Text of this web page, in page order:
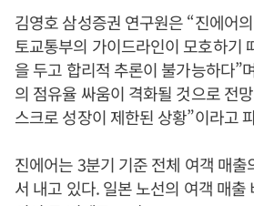
김영호 삼성증권 연구원은 “진에어
토교통부의 가이드라인이 모호하기
을 두고 합리적 추론이 불가능하다”
의 점유율 싸움이 격화될 것으로 전
스크로 성장이 제한된 상황”이라고
진에어는 3분기 기준 전체 여객 매
서 내고 있다. 일본 노선의 여객 매출